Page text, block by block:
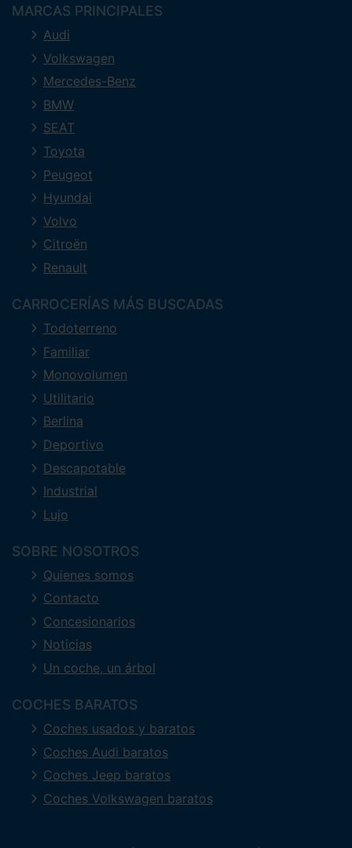
MARCAS PRINCIPALES
Audi
Volkswagen
Mercedes-Benz
BMW
SEAT
Toyota
Peugeot
Hyundai
Volvo
Citroën
Renault
CARROCERÍAS MÁS BUSCADAS
Todoterreno
Familiar
Monovolumen
Utilitario
Berlina
Deportivo
Descapotable
Industrial
Lujo
SOBRE NOSOTROS
Quienes somos
Contacto
Concesionarios
Noticias
Un coche, un árbol
COCHES BARATOS
Coches usados y baratos
Coches Audi baratos
Coches Jeep baratos
Coches Volkswagen baratos